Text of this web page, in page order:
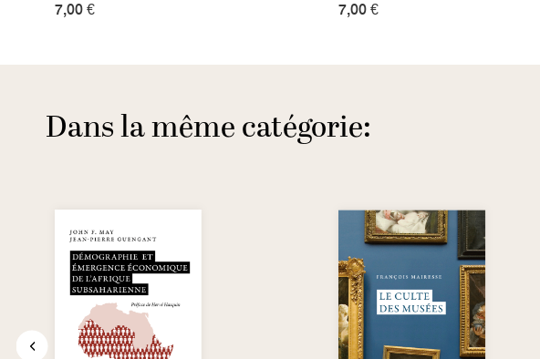
7,00 € 7,00 €
Dans la même catégorie: